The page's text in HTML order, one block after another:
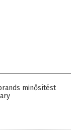
minősítést